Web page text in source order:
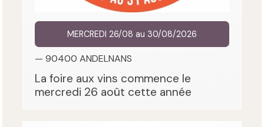
MERCREDI 26/08 au 30/08/2026
— 90400 ANDELNANS
La foire aux vins commence le
mercredi 26 août cette année